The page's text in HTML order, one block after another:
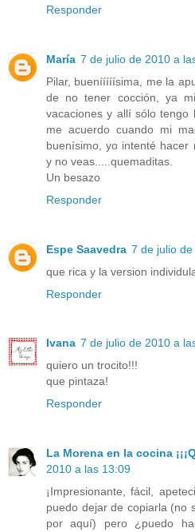
Responder
María 7 de julio de 2010 a
Pilar, buenííííísima, me la
de no tener cocción, ya
vacaciones y allí sólo tengo
me acuerdo cuando mi
buenísimo, yo intenté hacer
y no veas.....quemaditas.
Un besazo
Responder
Espe Saavedra 7 de julio
que rica y la version
Responder
Ivana 7 de julio de 2010 a
quiero un trocito!!!
que pintaza!
Responder
La Morena en la cocina
2010 a las 13:09
¡Impresionante, fácil,
puedo dejar de copiarla (no
por aquí) pero ¿puedo